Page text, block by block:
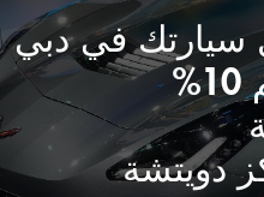
سيارتك في دبي
دويتشة